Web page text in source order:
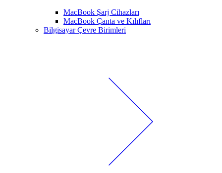
MacBook Şarj Cihazları
MacBook Çanta ve Kılıfları
Bilgisayar Çevre Birimleri